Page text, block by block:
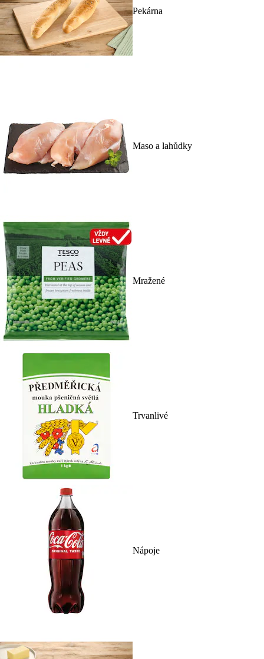
Pekárna
Maso a lahůdky
Mražené
Trvanlivé
Nápoje